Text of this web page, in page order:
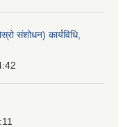
संशोधन) कार्यविधि,